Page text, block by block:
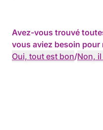
Avez-vous trouvé
vous aviez besoin pour
Oui, tout est bon/Non,